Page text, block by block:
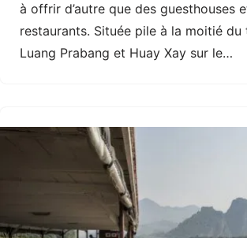
à offrir d’autre que des guesthouses
restaurants. Située pile à la moitié
Luang Prabang et Huay Xay sur le…